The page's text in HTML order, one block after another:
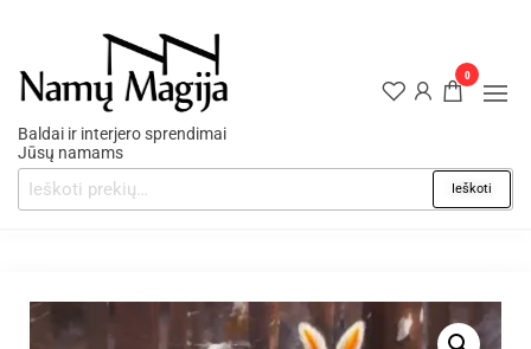
Baldai ir interjero sprendimai
Jūsų namams
Ieškoti
0